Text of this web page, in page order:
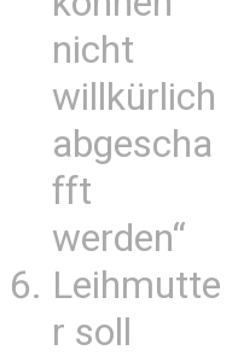
nicht
willkürlich
abgescha
fft
werden“
Leihmutte
r soll